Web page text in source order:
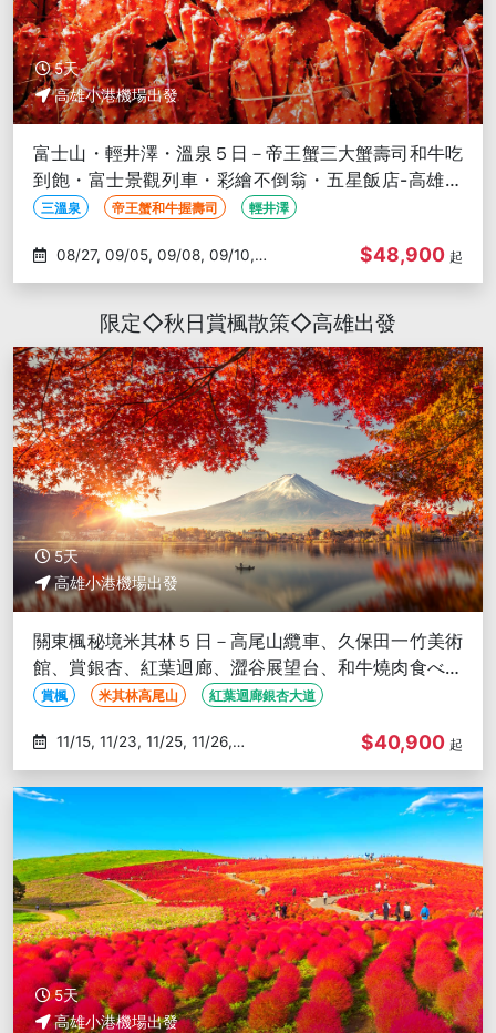
5天
高雄小港機場出發
富士山・輕井澤・溫泉５日－帝王蟹三大蟹壽司和牛吃
到飽・富士景觀列車・彩繪不倒翁・五星飯店-高雄出
發三溫泉 帝王蟹和牛握壽司 輕井澤
09/14
$48,900 起
限定◇秋日賞楓散策◇高雄出發
5天
高雄小港機場出發
關東楓秘境米其林５日－高尾山纜車、久保田一竹美術
館、賞銀杏、紅葉迴廊、澀谷展望台、和牛燒肉食べ放
題、西湖合掌屋-高雄出發
賞楓 米其林高尾山 紅葉迴廊銀杏大道
11/28
$40,900 起
5天
高雄小港機場出發